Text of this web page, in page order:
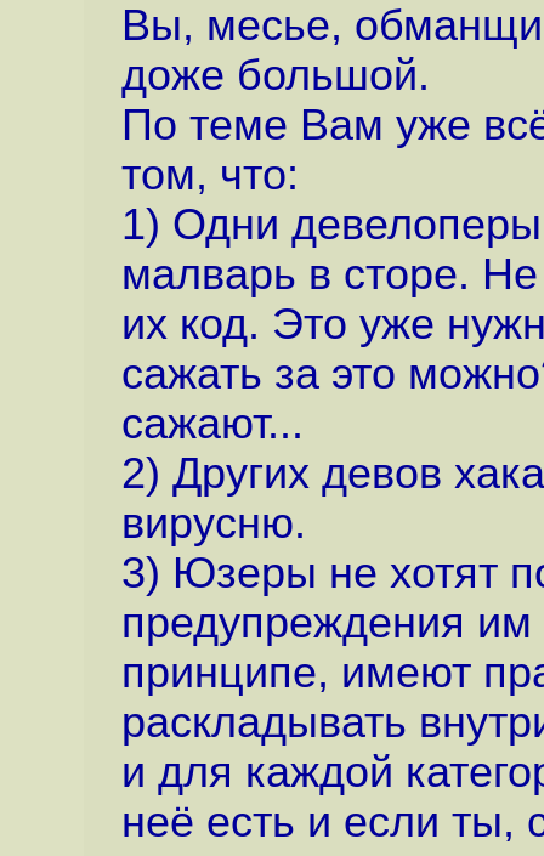
Вы, месье,
доже большой.
По теме Вам уже
том, что:
1) Одни девелоперы
малварь в сторе.
их код. Это уже
сажать за это
сажают...
2) Других девов
вирусню.
3) Юзеры не хотят
предупреждения им
принципе, имеют
раскладывать
и для каждой
неё есть и если ты,